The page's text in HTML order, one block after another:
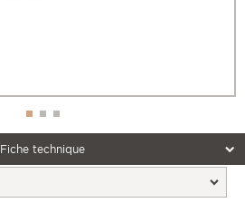
Fiche technique